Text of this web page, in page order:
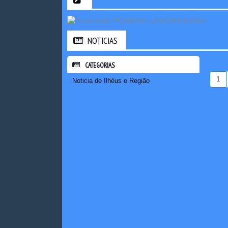
NOTICIAS
CATEGORIAS
Noticia de Ilhéus e Região 1